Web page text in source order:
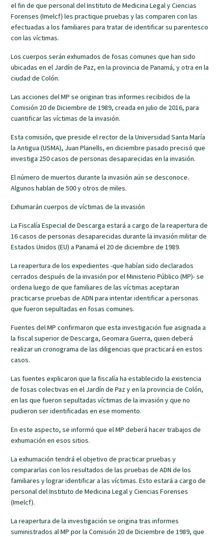
el fin de que personal del Instituto de Medicina Legal y Ciencias
Forenses (Imelcf) les practique pruebas y las comparen con las
efectuadas a los familiares para tratar de identificar su parentesco
con las víctimas.
Los cuerpos serán exhumados de fosas comunes que han sido
ubicadas en el Jardín de Paz, en la provincia de Panamá, y otra en la
ciudad de Colón.
Las acciones del MP se originan tras informes recibidos de la
Comisión 20 de Diciembre de 1989, creada en julio de 2016, para
cuantificar las víctimas de la invasión.
Esta comisión, que preside el rector de la Universidad Santa María
la Antigua (USMA), Juan Planells, en diciembre pasado precisó que
investiga 250 casos de personas desaparecidas en la invasión.
El número de muertos durante la invasión aún se desconoce.
Algunos hablan de 500 y otros de miles.
Exhumarán cuerpos de víctimas de la invasión
La Fiscalía Especial de Descarga estará a cargo de la reapertura de
16 casos de personas desaparecidas durante la invasión militar de
Estados Unidos (EU) a Panamá el 20 de diciembre de 1989.
La reapertura de los expedientes -que habían sido declarados
cerrados después de la invasión por el Ministerio Público (MP)- se
ordena luego de que familiares de las víctimas aceptaran
practicarse pruebas de ADN para intentar identificar a personas
que fueron sepultadas en fosas comunes.
Fuentes del MP confirmaron que esta investigación fue asignada a
la fiscal superior de Descarga, Geomara Guerra, quien deberá
realizar un cronograma de las diligencias que practicará en estos
casos.
Las fuentes explicaron que la fiscalía ha establecido la existencia
de fosas colectivas en el Jardín de Paz y en la provincia de Colón,
en las que fueron sepultadas víctimas de la invasión y que no
pudieron ser identificadas en ese momento.
En este aspecto, se informó que el MP deberá hacer trabajos de
exhumación en esos sitios.
La exhumación tendrá el objetivo de practicar pruebas y
compararlas con los resultados de las pruebas de ADN de los
familiares y lograr identificar a las víctimas. Esto estará a cargo de
personal del Instituto de Medicina Legal y Ciencias Forenses
(Imelcf).
La reapertura de la investigación se origina tras informes
suministrados al MP por la Comisión 20 de Diciembre de 1989, que